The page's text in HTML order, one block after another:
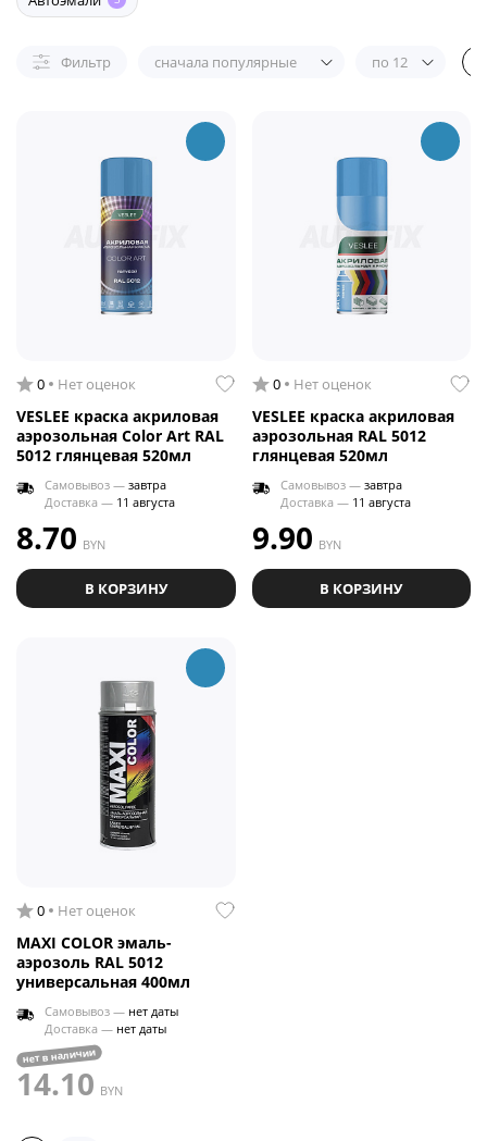
Фильтр сначала популярные по 12
0 Нет оценок
VESLEE краска акриловая
аэрозольная Color Art RAL
5012 глянцевая 520мл
Самовывоз — завтра
Доставка — 11 августа
8.70 BYN
В КОРЗИНУ
0 Нет оценок
VESLEE краска акриловая
аэрозольная RAL 5012
глянцевая 520мл
Самовывоз — завтра
Доставка — 11 августа
9.90 BYN
В КОРЗИНУ
0 Нет оценок
MAXI COLOR эмаль-
аэрозоль RAL 5012
универсальная 400мл
Самовывоз — нет даты
Доставка — нет даты
нет в наличии
14.10 BYN